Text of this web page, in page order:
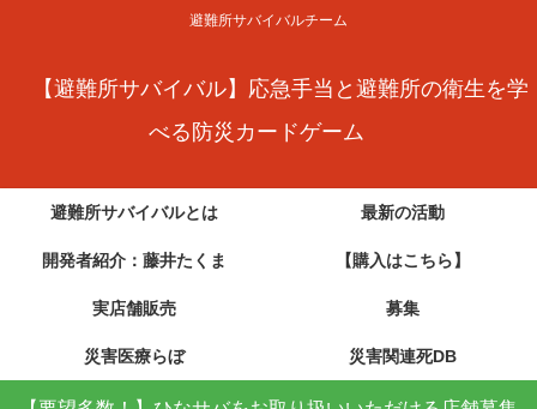
避難所サバイバルチーム
【避難所サバイバル】応急手当と避難所の衛生を学
べる防災カードゲーム
避難所サバイバルとは 最新の活動
開発者紹介：藤井たくま 【購入はこちら】
実店舗販売 募集
災害医療らぼ 災害関連死DB